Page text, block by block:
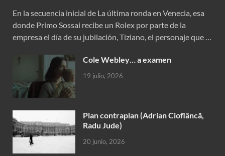
En la secuencia inicial de La última ronda en Venecia, esa
donde Primo Sossai recibe un Rolex por parte de la
empresa el día de su jubilación, Tiziano, el personaje que …
Cole Webley… a examen
19 julio, 2026
Plan contraplan (Adrian Cioflâncã,
Radu Jude)
20 junio, 2026